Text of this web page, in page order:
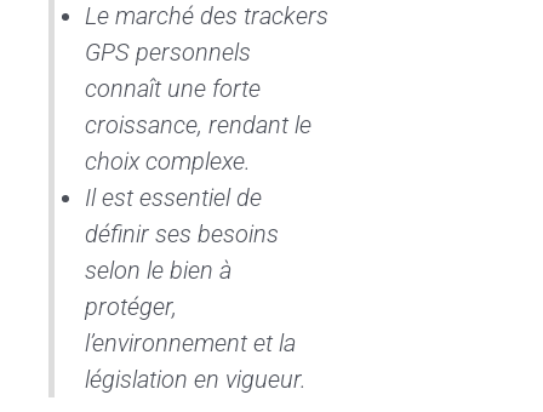
Le marché des trackers
GPS personnels
connaît une forte
croissance, rendant le
choix complexe.
Il est essentiel de
définir ses besoins
selon le bien à
protéger,
l’environnement et la
législation en vigueur.